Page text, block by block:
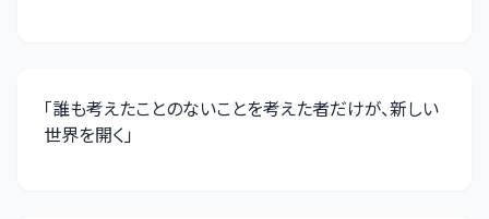
「誰も考えたことのないことを考えた者だけが、新しい
世界を開く」